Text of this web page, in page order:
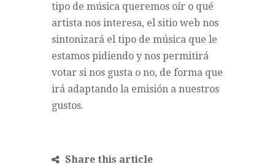
tipo de música queremos oír o qué
artista nos interesa, el sitio web nos
sintonizará el tipo de música que le
estamos pidiendo y nos permitirá
votar si nos gusta o no, de forma que
irá adaptando la emisión a nuestros
gustos.
Share this article